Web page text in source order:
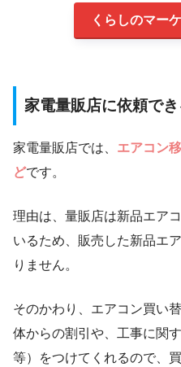
くらしのマー
家電量販店に依頼でき
家電量販店では、 エアコン
どです。
理由は、量販店は新品エア
いるため、販売した新品エ
りません。
そのかわり、エアコン買い
体からの割引や、工事に関
等）をつけてくれるので、